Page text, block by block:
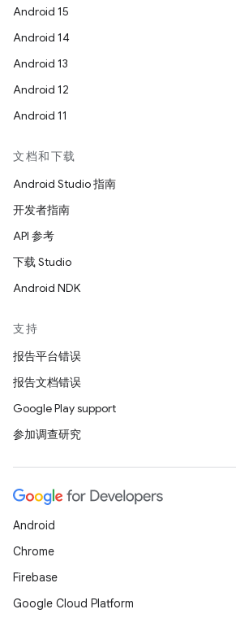
Android 15
Android 14
Android 13
Android 12
Android 11
文档和下载
Android Studio 指南
开发者指南
API 参考
下载 Studio
Android NDK
支持
报告平台错误
报告文档错误
Google Play support
参加调查研究
Android
Chrome
Firebase
Google Cloud Platform